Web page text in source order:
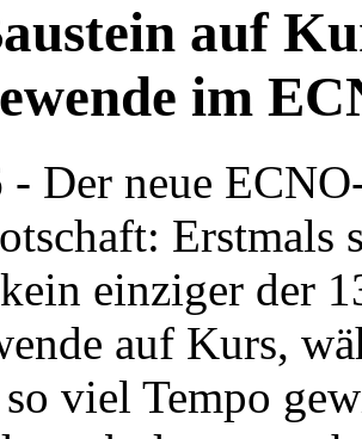
auf
im
- Der neue
Erstmals
einziger der
auf Kurs,
viel Tempo